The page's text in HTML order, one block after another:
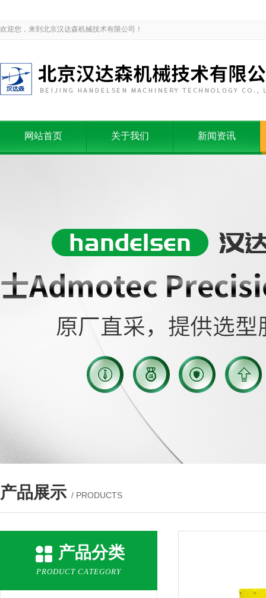
欢迎您，来到北京汉达森机械技术有限公司！
网站首页 关于我们 新闻资讯
产品展示 / PRODUCTS
产品分类
PRODUCT CATEGORY